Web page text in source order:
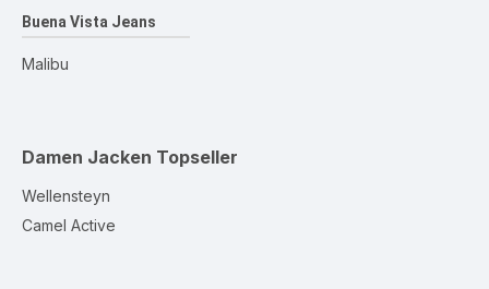
Buena Vista Jeans
Malibu
Damen Jacken Topseller
Wellensteyn
Camel Active